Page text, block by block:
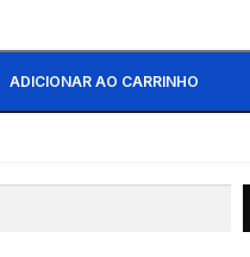
ADICIONAR AO CARRINHO